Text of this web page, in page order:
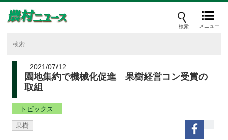
メニュー
2021/07/12
園地集約で機械化促進 果樹経営コン受賞の
取組
トピックス
果樹